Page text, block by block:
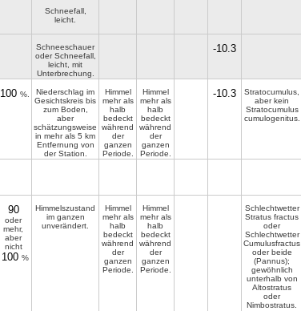
Schneefall,
leicht.
Schneeschauer
oder Schneefall,
leicht, mit
Unterbrechung.
-10.3
100 %.
Niederschlag im
Gesichtskreis bis
zum Boden,
aber
schätzungsweise
in mehr als 5 km
Entfernung von
der Station.
Himmel
mehr als
halb
bedeckt
während
der
ganzen
Periode.
Himmel
mehr als
halb
bedeckt
während
der
ganzen
Periode.
-10.3
Stratocumulus,
aber kein
Stratocumulus
cumulogenitus.
90
oder
mehr,
aber
nicht
100 %
Himmelszustand
im ganzen
unverändert.
Himmel
mehr als
halb
bedeckt
während
der
ganzen
Periode.
Himmel
mehr als
halb
bedeckt
während
der
ganzen
Periode.
Schlechtwetter
Stratus fractus
oder
Schlechtwetter
Cumulusfractus
oder beide
(Pannus);
gewöhnlich
unterhalb von
Altostratus
oder
Nimbostratus.